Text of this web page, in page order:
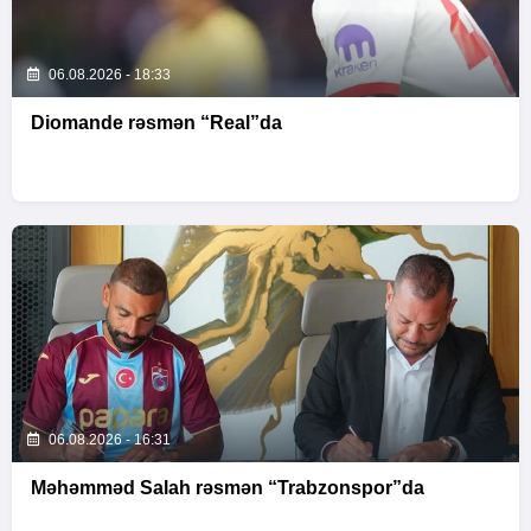
06.08.2026 - 18:33
Diomande rəsmən “Real”da
06.08.2026 - 16:31
Məhəmməd Salah rəsmən “Trabzonspor”da